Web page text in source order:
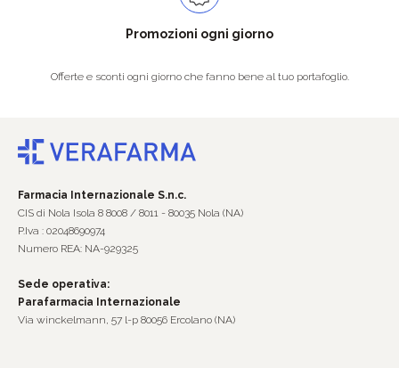
Promozioni ogni giorno
Offerte e sconti ogni giorno che fanno bene al tuo portafoglio.
Farmacia Internazionale S.n.c.
CIS di Nola Isola 8 8008 / 8011 - 80035 Nola (NA)
P.Iva : 02048690974
Numero REA: NA-929325
Sede operativa:
Parafarmacia Internazionale
Via winckelmann, 57 l-p 80056 Ercolano (NA)